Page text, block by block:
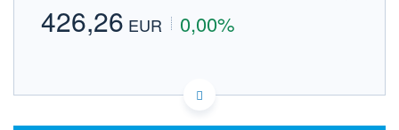
FORUM
426,26 EUR 0,00%
OPCVM DERNIER COURS CONNU AU 23/01/2025